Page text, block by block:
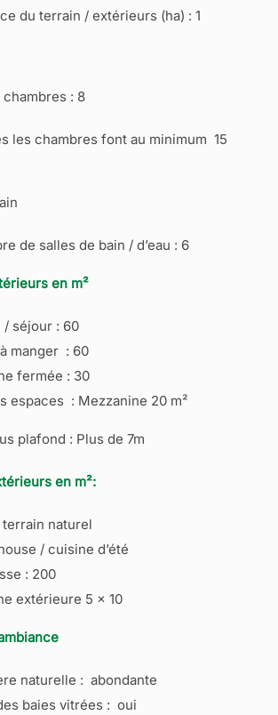
du terrain / extérieurs (ha) : 1
: 8
les chambres font au minimum 15
de salles de bain / d’eau : 6
en m²
/ séjour : 60
manger : 60
fermée : 30
espaces : Mezzanine 20 m²
plafond : Plus de 7m
en m²:
terrain naturel
/ cuisine d’été
: 200
extérieure 5 x 10
naturelle : abondante
baies vitrées : oui